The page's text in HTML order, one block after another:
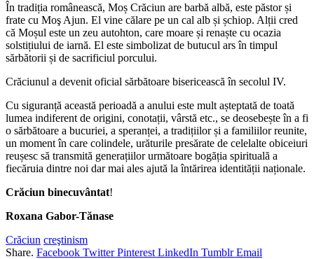
În tradiția românească, Moș Crăciun are barbă albă, este păstor și
frate cu Moş Ajun. El vine călare pe un cal alb și șchiop. Alții cred
că Moșul este un zeu autohton, care moare și renaște cu ocazia
solstițiului de iarnă. El este simbolizat de butucul ars în timpul
sărbătorii și de sacrificiul porcului.
Crăciunul a devenit oficial sărbătoare bisericească în secolul IV.
Cu siguranță această perioadă a anului este mult așteptată de toată
lumea indiferent de origini, conotații, vârstă etc., se deosebește în a fi
o sărbătoare a bucuriei, a speranței, a tradițiilor și a familiilor reunite,
un moment în care colindele, urăturile presărate de celelalte obiceiuri
reușesc să transmită generațiilor următoare bogăția spirituală a
fiecăruia dintre noi dar mai ales ajută la întărirea identității naționale.
Crăciun binecuvântat!
Roxana Gabor-Tănase
Crăciun creştinism
Share. Facebook Twitter Pinterest LinkedIn Tumblr Email